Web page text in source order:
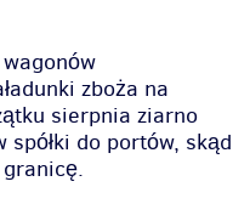
zboża na
sierpnia ziarno
spółki do portów, skąd